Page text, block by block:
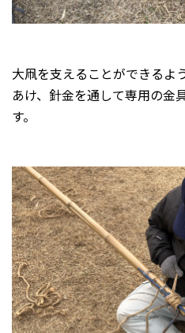
大凧を支えることができるよ
あけ、針金を通して専用の金
す。